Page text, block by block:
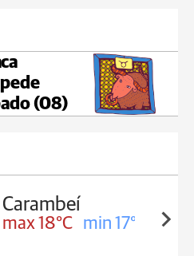
(08)
18°C min 17°C